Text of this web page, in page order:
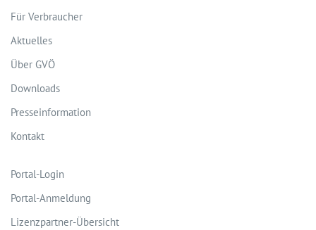
Für Verbraucher
Aktuelles
Über GVÖ
Downloads
Presseinformation
Kontakt
Portal-Login
Portal-Anmeldung
Lizenzpartner-Übersicht